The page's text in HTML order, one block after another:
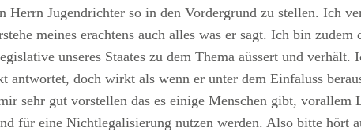
Herrn Jugendrichter so in den Vordergrund zu stellen. Ich
meines erachtens auch alles was er sagt. Ich bin
unseres Staates zu dem Thema aüssert und verhält.
antwortet, doch wirkt als wenn er unter dem Einfaluss
sehr gut vorstellen das es einige Menschen gibt, vorallem
für eine Nichtlegalisierung nutzen werden. Also bitte hört